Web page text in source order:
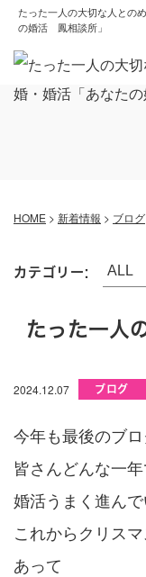
たった一人の大切な人との
の婚活 鳳相談所」
HOME > 新着情報 > ブログ
カテゴリー:
たった一人
2024.12.07 ブログ
今年も最後のブロ
皆さんどんな一
婚活うまく進ん
これからクリス
あって